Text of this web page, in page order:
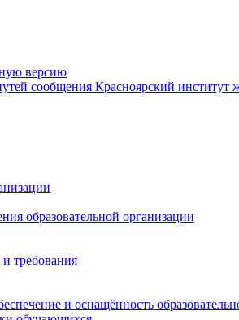
версию
Красноярский институт
образовательной организации
требования
и оснащённость